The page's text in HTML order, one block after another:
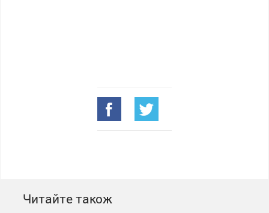
Читайте також